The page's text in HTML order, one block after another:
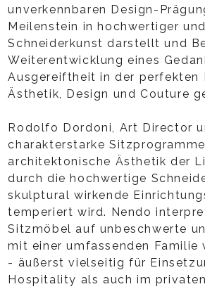
unverkennbaren Design-
Meilenstein in hochwertiger
Schneiderkunst darstellt und
Weiterentwicklung eines
Ausgereiftheit in der perfekten
Ästhetik, Design und Couture
Rodolfo Dordoni, Art Director
charakterstarke
architektonische Ästhetik der
durch die hochwertige
skulptural wirkende
temperiert wird. Nendo
Sitzmöbel auf unbeschwerte
mit einer umfassenden Familie
- äußerst vielseitig für
Hospitality als auch im